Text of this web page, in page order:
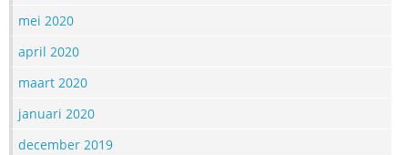
mei 2020
april 2020
maart 2020
januari 2020
december 2019